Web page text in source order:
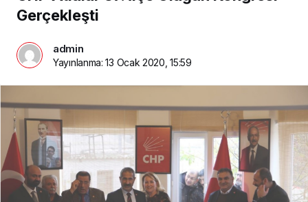
Gerçekleşti
admin
Yayınlanma:13 Ocak 2020, 15:59